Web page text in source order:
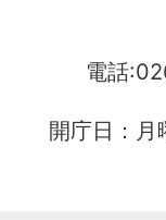
電話
開庁日：月